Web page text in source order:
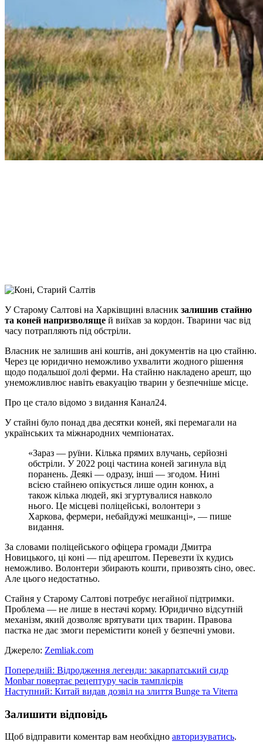
Link
Print
У Старому Салтові на Харківщині власник залишив стайню
та коней напризволяще й виїхав за кордон. Тварини час від
часу потрапляють під обстріли.
Власник не залишив ані коштів, ані документів на цю стайню.
Через це юридично неможливо ухвалити жодного рішення
щодо подальшої долі ферми. На стайню накладено арешт, що
унеможливлює навіть евакуацію тварин у безпечніше місце.
Про це стало відомо з видання Канал24.
У стайні було понад два десятки коней, які перемагали на
українських та міжнародних чемпіонатах.
«Зараз — руїни. Кілька прямих влучань, серйозні
обстріли. У 2022 році частина коней загинула від
поранень. Деякі — одразу, інші — згодом. Нині
всією стайнею опікується лише один конюх, а
також кілька людей, які згуртувалися навколо
нього. Це місцеві поліцейські, волонтери з
Харкова, фермери, небайдужі мешканці», — пише
видання.
За словами поліцейського офіцера громади Дмитра
Новицького, ці коні — під арештом. Перевезти їх кудись
неможливо. Волонтери збирають кошти, привозять сіно, овес.
Але цього недостатньо.
Стайня у Старому Салтові потребує негайної підтримки.
Проблема — не лише в нестачі корму. Юридично відсутній
механізм, який дозволяє врятувати цих тварин. Правова
пастка не дає змоги перемістити коней у безпечні умови.
Джерело: Zemliak.com
Навігація
записів
Попередній: Відродження легенди: закарпатський сидр
Monbar повертає рецептуру часів тамплієрів
Наступний: Китай видав дозвіл на злиття Bunge та Viterra
Залишити відповідь
Щоб відправити коментар вам необхідно авторизуватись.